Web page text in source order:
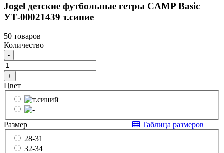
Jogel детские футбольные гетры CAMP Basic
УТ-00021439 т.синие
50 товаров
Количество
-
+
Цвет
Размер
Таблица размеров
28-31
32-34